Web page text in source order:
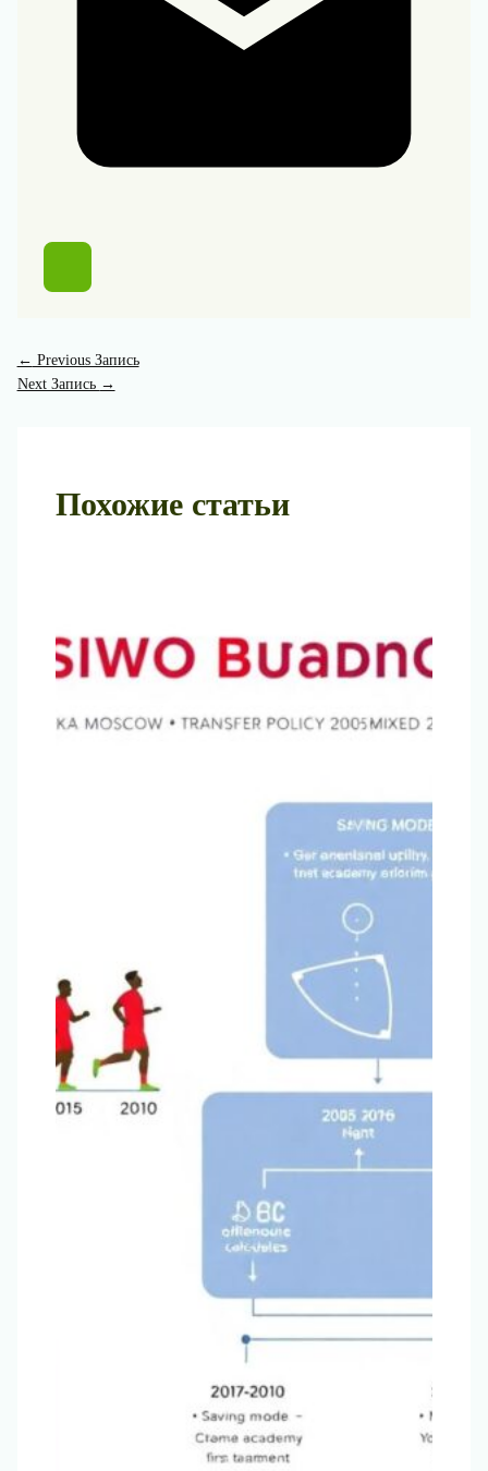
← Previous Запись
Next Запись →
Похожие статьи